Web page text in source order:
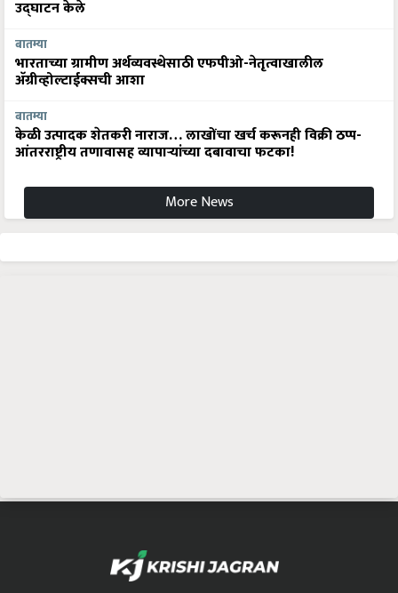
उद्घाटन केले
बातम्या
भारताच्या ग्रामीण अर्थव्यवस्थेसाठी एफपीओ-नेतृत्वाखालील
अ‍ॅग्रीव्होल्टाईक्सची आशा
बातम्या
केळी उत्पादक शेतकरी नाराज… लाखोंचा खर्च करूनही विक्री ठप्प-
आंतरराष्ट्रीय तणावासह व्यापाऱ्यांच्या दबावाचा फटका!
More News